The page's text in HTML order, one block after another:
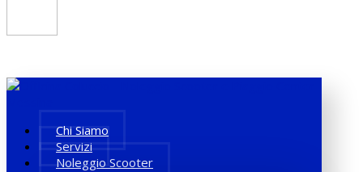
Chi Siamo
Servizi
Noleggio Scooter